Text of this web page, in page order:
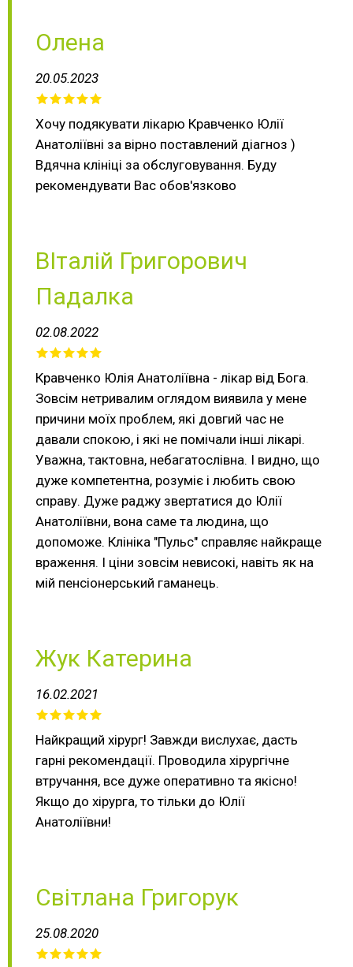
Олена
20.05.2023
Хочу подякувати лікарю Кравченко Юлії
Анатоліївні за вірно поставлений діагноз )
Вдячна клініці за обслуговування. Буду
рекомендувати Вас обов'язково
ВІталій Григорович
Падалка
02.08.2022
Кравченко Юлія Анатоліївна - лікар від Бога.
Зовсім нетривалим оглядом виявила у мене
причини моїх проблем, які довгий час не
давали спокою, і які не помічали інші лікарі.
Уважна, тактовна, небагатослівна. І видно, що
дуже компетентна, розуміє і любить свою
справу. Дуже раджу звертатися до Юлії
Анатоліївни, вона саме та людина, що
допоможе. Клініка "Пульс" справляє найкраще
враження. І ціни зовсім невисокі, навіть як на
мій пенсіонерський гаманець.
Жук Катерина
16.02.2021
Найкращий хірург! Завжди вислухає, дасть
гарні рекомендації. Проводила хірургічне
втручання, все дуже оперативно та якісно!
Якщо до хірурга, то тільки до Юлії
Анатоліївни!
Світлана Григорук
25.08.2020